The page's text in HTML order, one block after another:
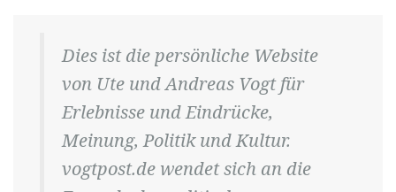
Dies ist die persönliche Website
von Ute und Andreas Vogt für
Erlebnisse und Eindrücke,
Meinung, Politik und Kultur.
vogtpost.de wendet sich an die